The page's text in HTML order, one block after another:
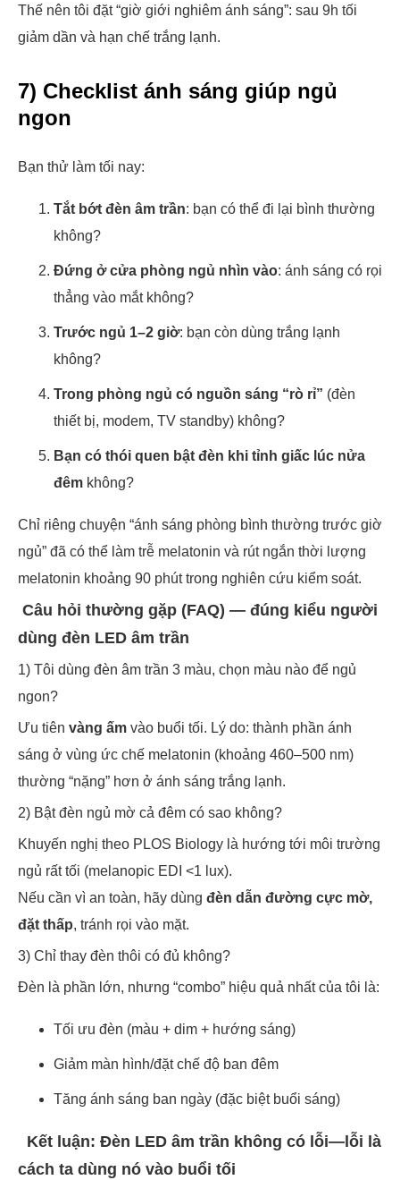
Thế nên tôi đặt “giờ giới nghiêm ánh sáng”: sau 9h tối
giảm dần và hạn chế trắng lạnh.
7) Checklist ánh sáng giúp ngủ
ngon
Bạn thử làm tối nay:
Tắt bớt đèn âm trần: bạn có thể đi lại bình thường
không?
Đứng ở cửa phòng ngủ nhìn vào: ánh sáng có rọi
thẳng vào mắt không?
Trước ngủ 1–2 giờ: bạn còn dùng trắng lạnh
không?
Trong phòng ngủ có nguồn sáng “rò rỉ” (đèn
thiết bị, modem, TV standby) không?
Bạn có thói quen bật đèn khi tỉnh giấc lúc nửa
đêm không?
Chỉ riêng chuyện “ánh sáng phòng bình thường trước giờ
ngủ” đã có thể làm trễ melatonin và rút ngắn thời lượng
melatonin khoảng 90 phút trong nghiên cứu kiểm soát.
Câu hỏi thường gặp (FAQ) — đúng kiểu người
dùng đèn LED âm trần
1) Tôi dùng đèn âm trần 3 màu, chọn màu nào để ngủ
ngon?
Ưu tiên vàng ấm vào buổi tối. Lý do: thành phần ánh
sáng ở vùng ức chế melatonin (khoảng 460–500 nm)
thường “nặng” hơn ở ánh sáng trắng lạnh.
2) Bật đèn ngủ mờ cả đêm có sao không?
Khuyến nghị theo PLOS Biology là hướng tới môi trường
ngủ rất tối (melanopic EDI <1 lux).
Nếu cần vì an toàn, hãy dùng đèn dẫn đường cực mờ,
đặt thấp, tránh rọi vào mặt.
3) Chỉ thay đèn thôi có đủ không?
Đèn là phần lớn, nhưng “combo” hiệu quả nhất của tôi là:
Tối ưu đèn (màu + dim + hướng sáng)
Giảm màn hình/đặt chế độ ban đêm
Tăng ánh sáng ban ngày (đặc biệt buổi sáng)
Kết luận: Đèn LED âm trần không có lỗi—lỗi là
cách ta dùng nó vào buổi tối